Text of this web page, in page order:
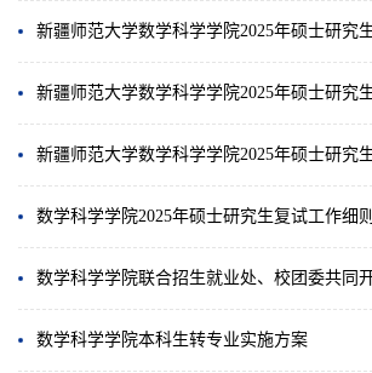
数学科学学院2025年硕士研究生复试工作细则
数学科学学院本科生转专业实施方案